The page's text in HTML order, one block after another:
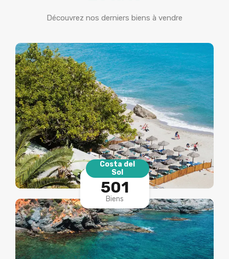
Découvrez nos derniers biens à vendre
Costa del
Sol
501
Biens